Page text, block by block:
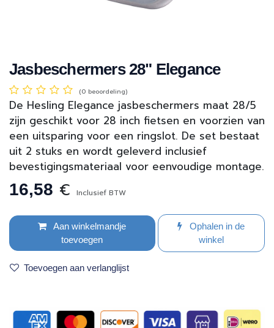
Jasbeschermers 28" Elegance
(0 beoordeling)
De Hesling Elegance jasbeschermers maat 28/5
zijn geschikt voor 28 inch fietsen en voorzien van
een uitsparing voor een ringslot. De set bestaat
uit 2 stuks en wordt geleverd inclusief
bevestigingsmateriaal voor eenvoudige montage.
16,58 € Inclusief BTW
Aan winkelmandje
toevoegen
Ophalen in de
winkel
Toevoegen aan verlanglijst